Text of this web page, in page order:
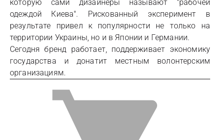
которую сами дизайнеры называют "рабочей
одеждой Киева". Рискованный эксперимент в
результате привел к популярности не только на
территории Украины, но и в Японии и Германии.
Сегодня бренд работает, поддерживает экономику
государства и донатит местным волонтерским
организациям.